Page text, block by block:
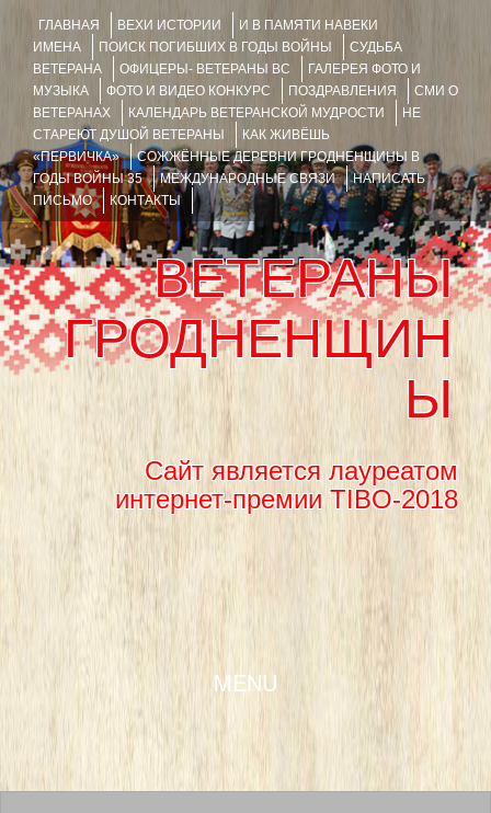
ГЛАВНАЯ ВЕХИ ИСТОРИИ
И В ПАМЯТИ НАВЕКИ
ИМЕНА
ПОИСК ПОГИБШИХ В ГОДЫ ВОЙНЫ
СУДЬБА
ВЕТЕРАНА
ОФИЦЕРЫ- ВЕТЕРАНЫ ВС
ГАЛЕРЕЯ ФОТО И
МУЗЫКА
ФОТО И ВИДЕО КОНКУРС ПОЗДРАВЛЕНИЯ
СМИ О
ВЕТЕРАНАХ
КАЛЕНДАРЬ ВЕТЕРАНСКОЙ МУДРОСТИ
НЕ
СТАРЕЮТ ДУШОЙ ВЕТЕРАНЫ
КАК ЖИВЁШЬ
«ПЕРВИЧКА»
СОЖЖЁННЫЕ ДЕРЕВНИ ГРОДНЕНЩИНЫ В
ГОДЫ ВОЙНЫ 35
МЕЖДУНАРОДНЫЕ СВЯЗИ
НАПИСАТЬ
ПИСЬМО
КОНТАКТЫ
ВЕТЕРАНЫ
ГРОДНЕНЩИН
Ы
Сайт является лауреатом
интернет-премии TIBO-2018
MENU
SKIP TO CONTENT